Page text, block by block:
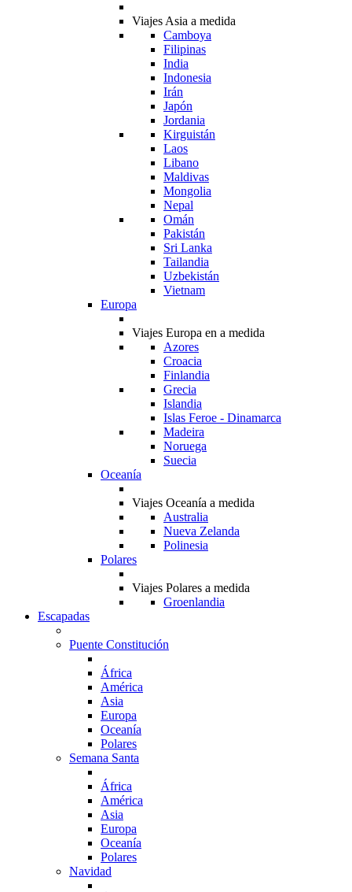
Viajes Asia a medida
Camboya
Filipinas
India
Indonesia
Irán
Japón
Jordania
Kirguistán
Laos
Libano
Maldivas
Mongolia
Nepal
Omán
Pakistán
Sri Lanka
Tailandia
Uzbekistán
Vietnam
Europa
Viajes Europa en a medida
Azores
Croacia
Finlandia
Grecia
Islandia
Islas Feroe - Dinamarca
Madeira
Noruega
Suecia
Oceanía
Viajes Oceanía a medida
Australia
Nueva Zelanda
Polinesia
Polares
Viajes Polares a medida
Groenlandia
Escapadas
Puente Constitución
África
América
Asia
Europa
Oceanía
Polares
Semana Santa
África
América
Asia
Europa
Oceanía
Polares
Navidad